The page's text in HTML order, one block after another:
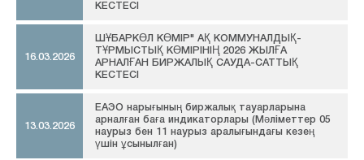
КЕСТЕСІ
16.03.2026
ШҰБАРКӨЛ КӨМІР" АҚ КОММУНАЛДЫҚ-
ТҰРМЫСТЫҚ КӨМІРІНІҢ 2026 ЖЫЛҒА
АРНАЛҒАН БИРЖАЛЫҚ САУДА-САТТЫҚ
КЕСТЕСІ
13.03.2026
ЕАЭО нарығының биржалық тауарларына
арналған баға индикаторлары (Мәліметтер 05
наурыз бен 11 наурыз аралығындағы кезең
үшін ұсынылған)